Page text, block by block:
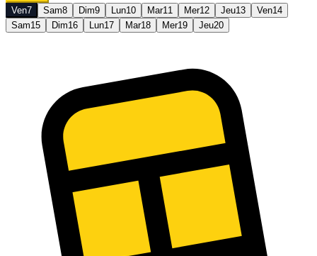
Ven7 Sam8 Dim9 Lun10 Mar11 Mer12 Jeu13 Ven14
Sam15 Dim16 Lun17 Mar18 Mer19 Jeu20